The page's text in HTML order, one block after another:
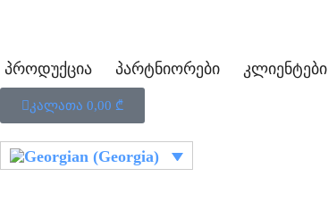
პროდუქცია პარტნიორები კლიენტები
კალათა 0,00 ₾